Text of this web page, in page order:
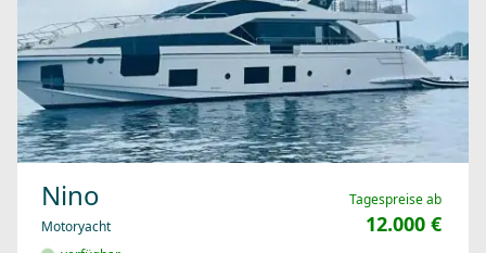
Nino
Motoryacht
Tagespreise ab
12.000 €